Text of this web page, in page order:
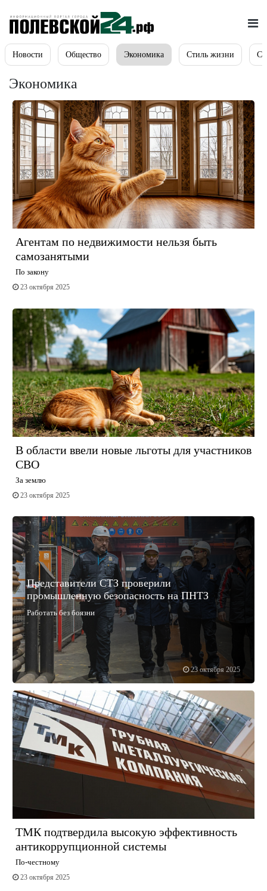
Новости Общество Экономика Стиль жизни
Экономика
Агентам по недвижимости нельзя быть
самозанятыми
По закону
23 октября 2025
В области ввели новые льготы для участников
СВО
За землю
23 октября 2025
23 октября 2025
Представители СТЗ проверили
промышленную безопасность на ПНТЗ
Работать без боязни
ТМК подтвердила высокую эффективность
антикоррупционной системы
По-честному
23 октября 2025